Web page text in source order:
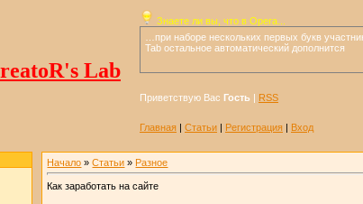
Lab
Знаете ли вы, что в Opera...
…при наборе нескольких первых букв
Tab остальное автоматический дополнится
Приветствую Вас Гость | RSS
Главная | Статьи | Регистрация | Вход
Начало »Статьи » Разное
Как заработать на сайте